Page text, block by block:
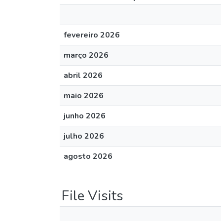
fevereiro 2026
março 2026
abril 2026
maio 2026
junho 2026
julho 2026
agosto 2026
File Visits